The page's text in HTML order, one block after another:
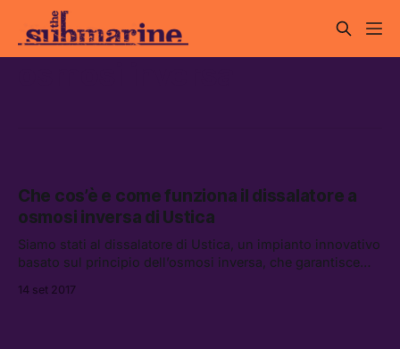
Che cos’è e come funziona il dissalatore a
osmosi inversa di Ustica
Siamo stati al dissalatore di Ustica, un impianto innovativo
basato sul principio dell’osmosi inversa, che garantisce
14 set 2017